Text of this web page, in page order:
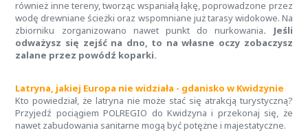
również inne tereny, tworząc wspaniałą łąkę, poprowadzone przez
wodę drewniane ścieżki oraz wspomniane już tarasy widokowe. Na
zbiorniku zorganizowano nawet punkt do nurkowania. Jeśli
odważysz się zejść na dno, to na własne oczy zobaczysz
zalane przez powódź koparki.
Latryna, jakiej Europa nie widziała - gdanisko w Kwidzynie
Kto powiedział, że latryna nie może stać się atrakcją turystyczną?
Przyjedź pociągiem POLREGIO do Kwidzyna i przekonaj się, że
nawet zabudowania sanitarne mogą być potężne i majestatyczne.